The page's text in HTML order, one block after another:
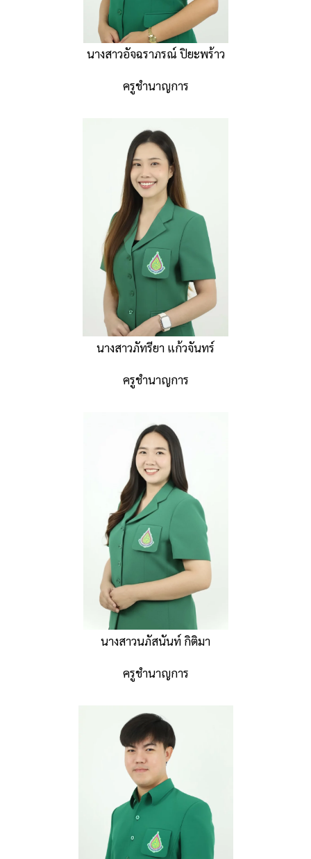
นางสาวอัจฉราภรณ์ ปิยะพร้าว
ครูชำนาญการ
นางสาวภัทรียา แก้วจันทร์
ครูชำนาญการ
นางสาวนภัสนันท์ กิติมา
ครูชำนาญการ